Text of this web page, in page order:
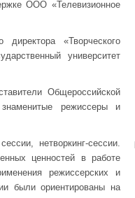
ООО «Телевизионное
«Творческого
университет
Общероссийской
знаменитые режиссеры и
нетворкинг-сессии.
ценностей в работе
режиссерских и
были ориентированы на